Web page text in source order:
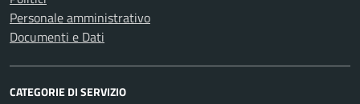
Personale amministrativo
Documenti e Dati
CATEGORIE DI SERVIZIO